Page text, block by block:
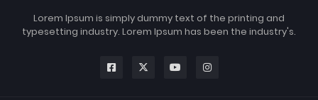
Lorem Ipsum is simply dummy text of the printing and
typesetting industry. Lorem Ipsum has been the industry's.